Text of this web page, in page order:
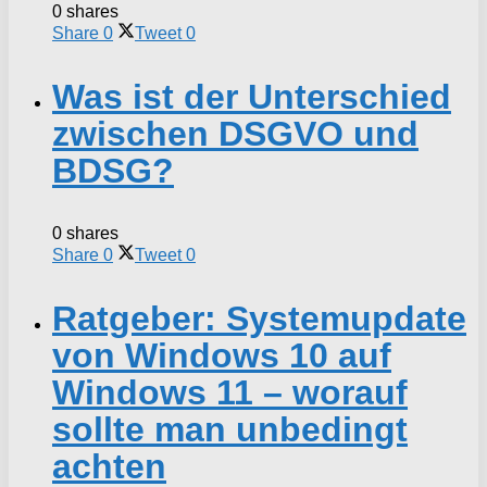
0 shares
Share 0 Tweet 0
Was ist der Unterschied
zwischen DSGVO und
BDSG?
0 shares
Share 0 Tweet 0
Ratgeber: Systemupdate
von Windows 10 auf
Windows 11 – worauf
sollte man unbedingt
achten